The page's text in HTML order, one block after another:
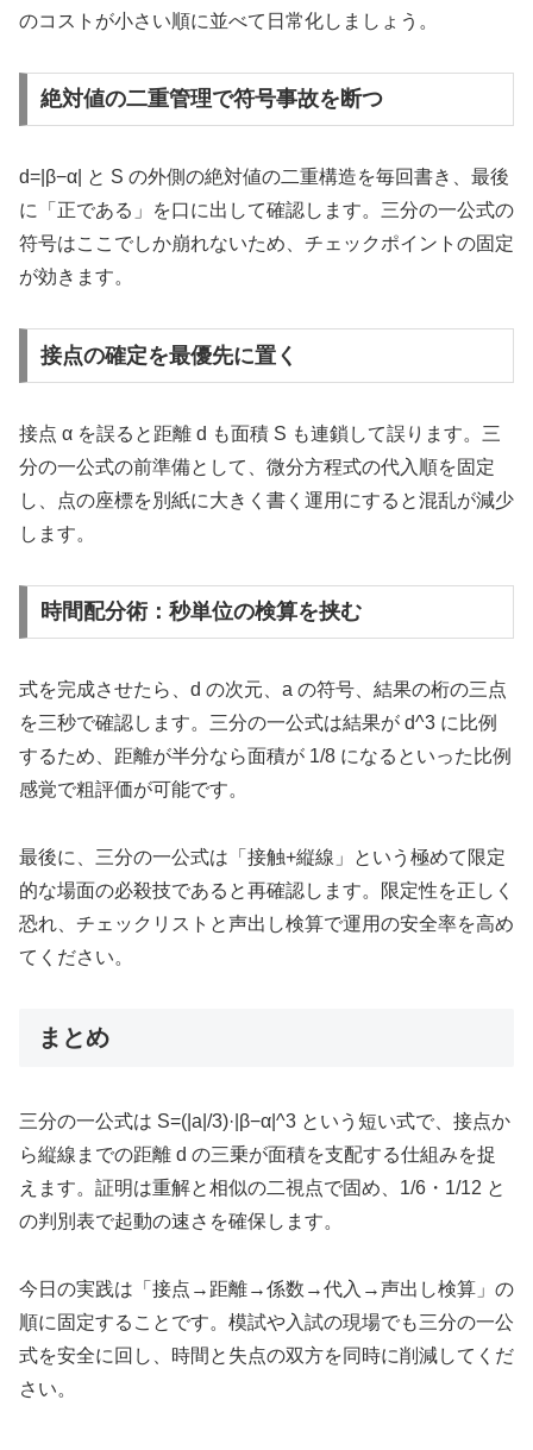
のコストが小さい順に並べて日常化しましょう。
絶対値の二重管理で符号事故を断つ
d=|β−α| と S の外側の絶対値の二重構造を毎回書き、最後
に「正である」を口に出して確認します。三分の一公式の
符号はここでしか崩れないため、チェックポイントの固定
が効きます。
接点の確定を最優先に置く
接点 α を誤ると距離 d も面積 S も連鎖して誤ります。三
分の一公式の前準備として、微分方程式の代入順を固定
し、点の座標を別紙に大きく書く運用にすると混乱が減少
します。
時間配分術：秒単位の検算を挟む
式を完成させたら、d の次元、a の符号、結果の桁の三点
を三秒で確認します。三分の一公式は結果が d^3 に比例
するため、距離が半分なら面積が 1/8 になるといった比例
感覚で粗評価が可能です。
最後に、三分の一公式は「接触+縦線」という極めて限定
的な場面の必殺技であると再確認します。限定性を正しく
恐れ、チェックリストと声出し検算で運用の安全率を高め
てください。
まとめ
三分の一公式は S=(|a|/3)·|β−α|^3 という短い式で、接点か
ら縦線までの距離 d の三乗が面積を支配する仕組みを捉
えます。証明は重解と相似の二視点で固め、1/6・1/12 と
の判別表で起動の速さを確保します。
今日の実践は「接点→距離→係数→代入→声出し検算」の
順に固定することです。模試や入試の現場でも三分の一公
式を安全に回し、時間と失点の双方を同時に削減してくだ
さい。